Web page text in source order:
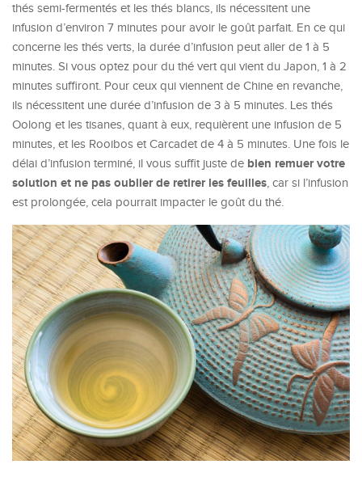
thés semi-fermentés et les thés blancs, ils nécessitent une
infusion d’environ 7 minutes pour avoir le goût parfait. En ce qui
concerne les thés verts, la durée d’infusion peut aller de 1 à 5
minutes. Si vous optez pour du thé vert qui vient du Japon, 1 à 2
minutes suffiront. Pour ceux qui viennent de Chine en revanche,
ils nécessitent une durée d’infusion de 3 à 5 minutes. Les thés
Oolong et les tisanes, quant à eux, requièrent une infusion de 5
minutes, et les Rooibos et Carcadet de 4 à 5 minutes. Une fois le
délai d’infusion terminé, il vous suffit juste de bien remuer votre
solution et ne pas oublier de retirer les feuilles, car si l’infusion
est prolongée, cela pourrait impacter le goût du thé.